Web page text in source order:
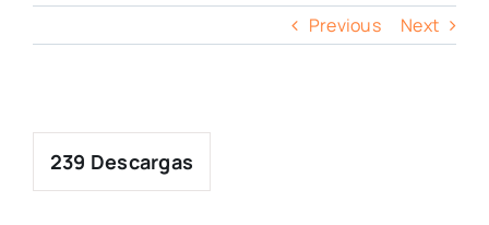
Previous Next
239 Descargas